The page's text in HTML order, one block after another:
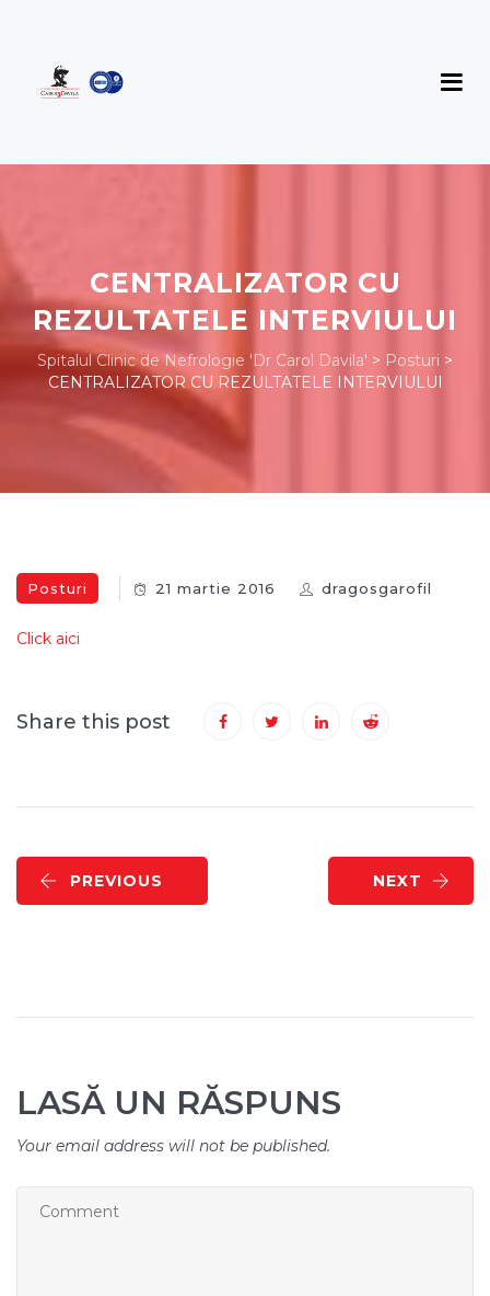
CENTRALIZATOR CU
REZULTATELE INTERVIULUI
Spitalul Clinic de Nefrologie 'Dr Carol Davila' > Posturi >
CENTRALIZATOR CU REZULTATELE INTERVIULUI
Posturi 21 martie 2016 dragosgarofil
Click aici
Share this post
PREVIOUS NEXT
LASĂ UN RĂSPUNS
Your email address will not be published.